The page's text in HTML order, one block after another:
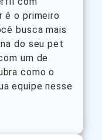
é o primeiro
busca mais
do seu pet
um de
como o
equipe nesse